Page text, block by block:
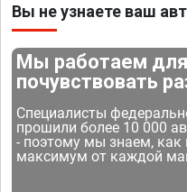
Вы не узнаете ваш
Мы работаем
почувствовать
Специалисты
прошили более 10 000
- поэтому мы знаем, как
максимум от каждой